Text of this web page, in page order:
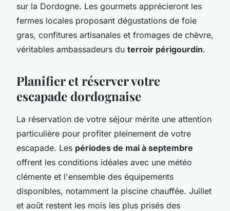
sur la Dordogne. Les gourmets apprécieront les
fermes locales proposant dégustations de foie
gras, confitures artisanales et fromages de chèvre,
véritables ambassadeurs du terroir périgourdin.
Planifier et réserver votre
escapade dordognaise
La réservation de votre séjour mérite une attention
particulière pour profiter pleinement de votre
escapade. Les périodes de mai à septembre
offrent les conditions idéales avec une météo
clémente et l'ensemble des équipements
disponibles, notamment la piscine chauffée. Juillet
et août restent les mois les plus prisés des